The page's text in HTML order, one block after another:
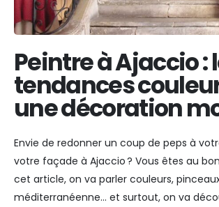
Peintre à Ajaccio :
tendances
une décoration
Envie de redonner un coup de peps à
votre façade à Ajaccio ? Vous êtes au
cet article, on va parler couleurs,
méditerranéenne… et surtout, on va